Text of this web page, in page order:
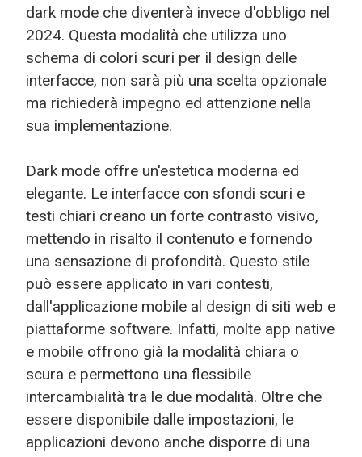
dark mode che diventerà invece d'obbligo nel
2024. Questa modalità che utilizza uno
schema di colori scuri per il design delle
interfacce, non sarà più una scelta opzionale
ma richiederà impegno ed attenzione nella
sua implementazione.
Dark mode offre un'estetica moderna ed
elegante. Le interfacce con sfondi scuri e
testi chiari creano un forte contrasto visivo,
mettendo in risalto il contenuto e fornendo
una sensazione di profondità. Questo stile
può essere applicato in vari contesti,
dall'applicazione mobile al design di siti web e
piattaforme software. Infatti, molte app native
e mobile offrono già la modalità chiara o
scura e permettono una flessibile
intercambialità tra le due modalità. Oltre che
essere disponibile dalle impostazioni, le
applicazioni devono anche disporre di una